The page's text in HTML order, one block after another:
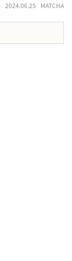
2024.06.25 MATCHA